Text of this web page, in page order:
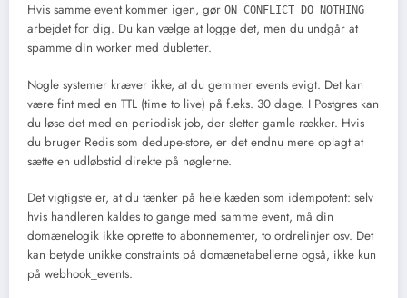
Hvis samme event kommer igen, gør ON CONFLICT DO NOTHING
arbejdet for dig. Du kan vælge at logge det, men du undgår at
spamme din worker med dubletter.
Nogle systemer kræver ikke, at du gemmer events evigt. Det kan
være fint med en TTL (time to live) på f.eks. 30 dage. I Postgres kan
du løse det med en periodisk job, der sletter gamle rækker. Hvis
du bruger Redis som dedupe-store, er det endnu mere oplagt at
sætte en udløbstid direkte på nøglerne.
Det vigtigste er, at du tænker på hele kæden som idempotent: selv
hvis handleren kaldes to gange med samme event, må din
domænelogik ikke oprette to abonnementer, to ordrelinjer osv. Det
kan betyde unikke constraints på domænetabellerne også, ikke kun
på webhook_events.